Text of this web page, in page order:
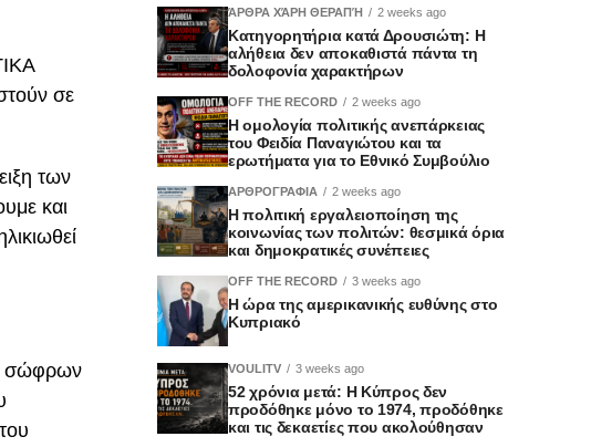
σε
των
και
σώφρων
ΆΡΘΡΑ ΧΆΡΗ ΘΕΡΑΠΉ 2 weeks ago
Κατηγορητήρια κατά Δρουσιώτη: Η
αλήθεια δεν αποκαθιστά πάντα τη
δολοφονία χαρακτήρων
OFF THE RECORD 2 weeks ago
Η ομολογία πολιτικής ανεπάρκειας
του Φειδία Παναγιώτου και τα
ερωτήματα για το Εθνικό Συμβούλιο
ΑΡΘΡΟΓΡΑΦΙΑ 2 weeks ago
Η πολιτική εργαλειοποίηση της
κοινωνίας των πολιτών: θεσμικά όρια
και δημοκρατικές συνέπειες
OFF THE RECORD 3 weeks ago
Η ώρα της αμερικανικής ευθύνης στο
Κυπριακό
VOULITV 3 weeks ago
52 χρόνια μετά: Η Κύπρος δεν
προδόθηκε μόνο το 1974, προδόθηκε
και τις δεκαετίες που ακολούθησαν